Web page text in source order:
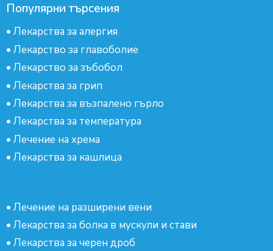
Популярни търсения
• Лекарства за алергия
• Лекарство за главоболие
• Лекарство за зъбобол
• Лекарства за грип
• Лекарства за възпалено гърло
• Лекарства за температура
• Лечение на хрема
• Лекарства за кашлица
• Лечение на разширени вени
• Лекарства за болка в мускули и стави
• Лекарства за черен дроб